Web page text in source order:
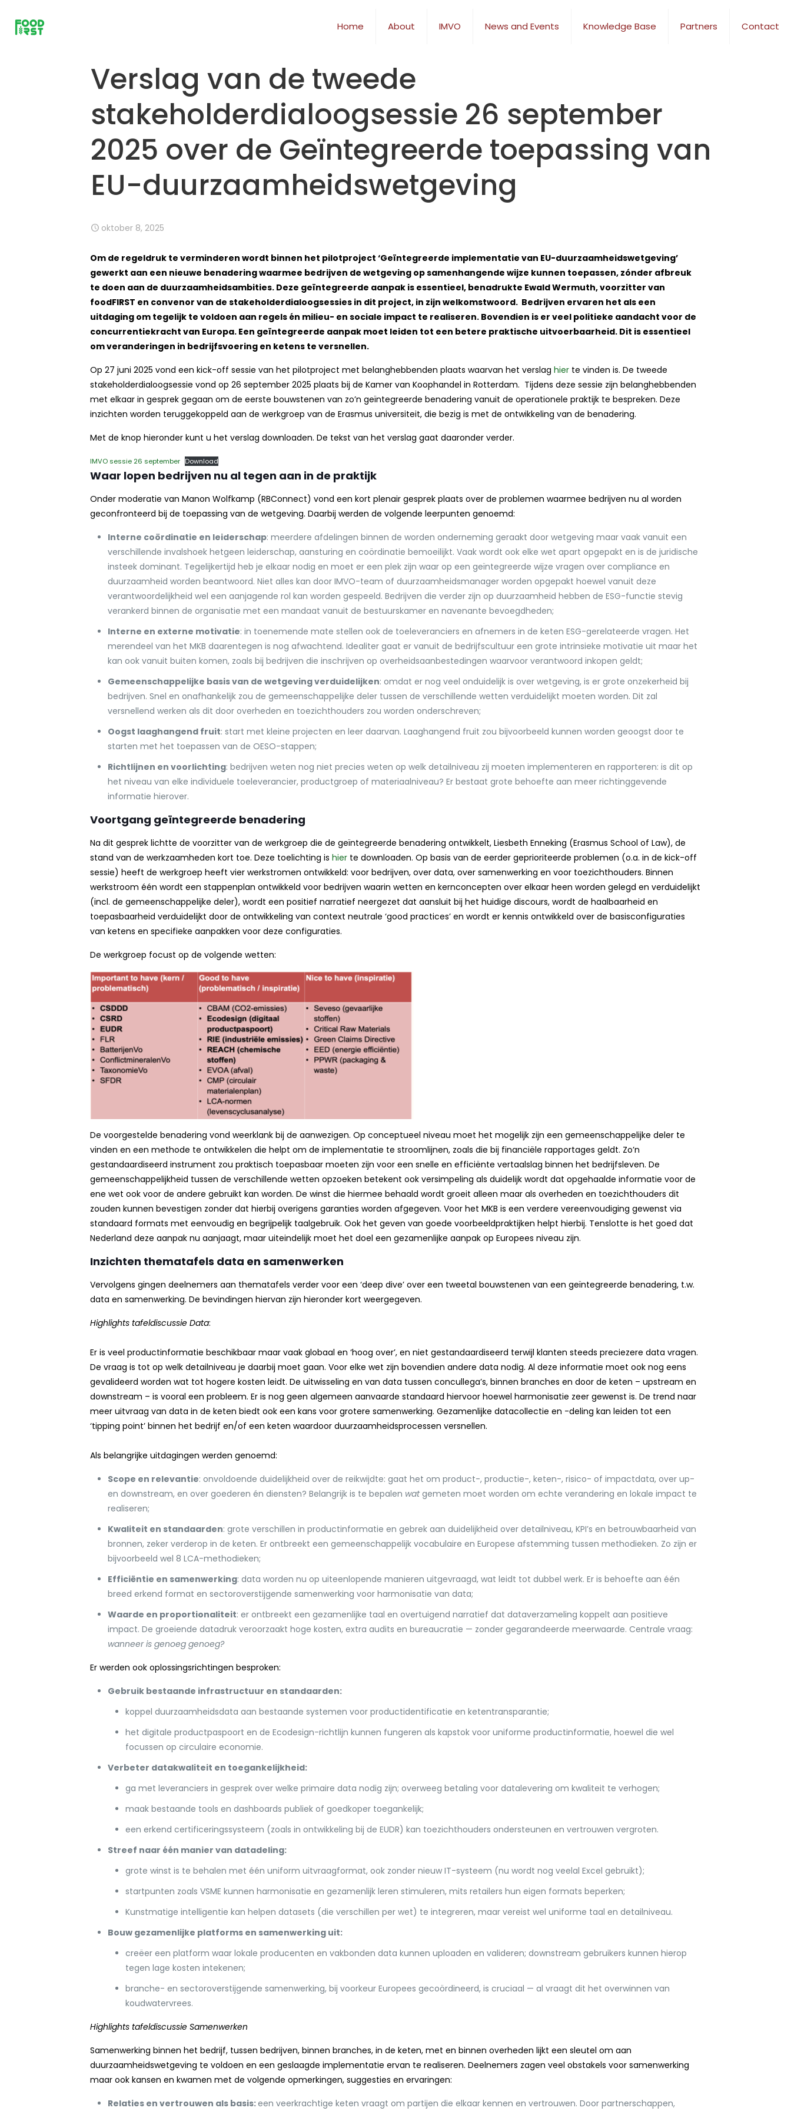
Home About IMVO News and Events Knowledge Base Partners Contact
Verslag van de tweede
stakeholderdialoogsessie 26 september
2025 over de Geïntegreerde toepassing van
EU-duurzaamheidswetgeving
oktober 8, 2025
Om de regeldruk te verminderen wordt binnen het pilotproject ‘Geïntegreerde implementatie van EU-duurzaamheidswetgeving’
gewerkt aan een nieuwe benadering waarmee bedrijven de wetgeving op samenhangende wijze kunnen toepassen, zónder afbreuk
te doen aan de duurzaamheidsambities. Deze geïntegreerde aanpak is essentieel, benadrukte Ewald Wermuth, voorzitter van
foodFIRST en convenor van de stakeholderdialoogsessies in dit project, in zijn welkomstwoord. Bedrijven ervaren het als een
uitdaging om tegelijk te voldoen aan regels én milieu- en sociale impact te realiseren. Bovendien is er veel politieke aandacht voor de
concurrentiekracht van Europa. Een geïntegreerde aanpak moet leiden tot een betere praktische uitvoerbaarheid. Dit is essentieel
om veranderingen in bedrijfsvoering en ketens te versnellen.
Op 27 juni 2025 vond een kick-off sessie van het pilotproject met belanghebbenden plaats waarvan het verslag hierte vinden is. De tweede
stakeholderdialoogsessie vond op 26 september 2025 plaats bij de Kamer van Koophandel in Rotterdam. Tijdens deze sessie zijn belanghebbenden
met elkaar in gesprek gegaan om de eerste bouwstenen van zo’n geïntegreerde benadering vanuit de operationele praktijk te bespreken. Deze
inzichten worden teruggekoppeld aan de werkgroep van de Erasmus universiteit, die bezig is met de ontwikkeling van de benadering.
Met de knop hieronder kunt u het verslag downloaden. De tekst van het verslag gaat daaronder verder.
IMVO sessie 26 september Download
Waar lopen bedrijven nu al tegen aan in de praktijk
Onder moderatie van Manon Wolfkamp (RBConnect) vond een kort plenair gesprek plaats over de problemen waarmee bedrijven nu al worden
geconfronteerd bij de toepassing van de wetgeving. Daarbij werden de volgende leerpunten genoemd:
Interne coördinatie en leiderschap: meerdere afdelingen binnen de worden onderneming geraakt door wetgeving maar vaak vanuit een
verschillende invalshoek hetgeen leiderschap, aansturing en coördinatie bemoeilijkt. Vaak wordt ook elke wet apart opgepakt en is de juridische
insteek dominant. Tegelijkertijd heb je elkaar nodig en moet er een plek zijn waar op een geïntegreerde wijze vragen over compliance en
duurzaamheid worden beantwoord. Niet alles kan door IMVO-team of duurzaamheidsmanager worden opgepakt hoewel vanuit deze
verantwoordelijkheid wel een aanjagende rol kan worden gespeeld. Bedrijven die verder zijn op duurzaamheid hebben de ESG-functie stevig
verankerd binnen de organisatie met een mandaat vanuit de bestuurskamer en navenante bevoegdheden;
Interne en externe motivatie: in toenemende mate stellen ook de toeleveranciers en afnemers in de keten ESG-gerelateerde vragen. Het
merendeel van het MKB daarentegen is nog afwachtend. Idealiter gaat er vanuit de bedrijfscultuur een grote intrinsieke motivatie uit maar het
kan ook vanuit buiten komen, zoals bij bedrijven die inschrijven op overheidsaanbestedingen waarvoor verantwoord inkopen geldt;
Gemeenschappelijke basis van de wetgeving verduidelijken: omdat er nog veel onduidelijk is over wetgeving, is er grote onzekerheid bij
bedrijven. Snel en onafhankelijk zou de gemeenschappelijke deler tussen de verschillende wetten verduidelijkt moeten worden. Dit zal
versnellend werken als dit door overheden en toezichthouders zou worden onderschreven;
Oogst laaghangend fruit: start met kleine projecten en leer daarvan. Laaghangend fruit zou bijvoorbeeld kunnen worden geoogst door te
starten met het toepassen van de OESO-stappen;
Richtlijnen en voorlichting: bedrijven weten nog niet precies weten op welk detailniveau zij moeten implementeren en rapporteren: is dit op
het niveau van elke individuele toeleverancier, productgroep of materiaalniveau? Er bestaat grote behoefte aan meer richtinggevende
informatie hierover.
Voortgang geïntegreerde benadering
Na dit gesprek lichtte de voorzitter van de werkgroep die de geïntegreerde benadering ontwikkelt, Liesbeth Enneking (Erasmus School of Law), de
stand van de werkzaamheden kort toe. Deze toelichting is hier te downloaden. Op basis van de eerder geprioriteerde problemen (o.a. in de kick-off
sessie) heeft de werkgroep heeft vier werkstromen ontwikkeld: voor bedrijven, over data, over samenwerking en voor toezichthouders. Binnen
werkstroom één wordt een stappenplan ontwikkeld voor bedrijven waarin wetten en kernconcepten over elkaar heen worden gelegd en verduidelijkt
(incl. de gemeenschappelijke deler), wordt een positief narratief neergezet dat aansluit bij het huidige discours, wordt de haalbaarheid en
toepasbaarheid verduidelijkt door de ontwikkeling van context neutrale ‘good practices’ en wordt er kennis ontwikkeld over de basisconfiguraties
van ketens en specifieke aanpakken voor deze configuraties.
De werkgroep focust op de volgende wetten:
De voorgestelde benadering vond weerklank bij de aanwezigen. Op conceptueel niveau moet het mogelijk zijn een gemeenschappelijke deler te
vinden en een methode te ontwikkelen die helpt om de implementatie te stroomlijnen, zoals die bij financiële rapportages geldt. Zo’n
gestandaardiseerd instrument zou praktisch toepasbaar moeten zijn voor een snelle en efficiënte vertaalslag binnen het bedrijfsleven. De
gemeenschappelijkheid tussen de verschillende wetten opzoeken betekent ook versimpeling als duidelijk wordt dat opgehaalde informatie voor de
ene wet ook voor de andere gebruikt kan worden. De winst die hiermee behaald wordt groeit alleen maar als overheden en toezichthouders dit
zouden kunnen bevestigen zonder dat hierbij overigens garanties worden afgegeven. Voor het MKB is een verdere vereenvoudiging gewenst via
standaard formats met eenvoudig en begrijpelijk taalgebruik. Ook het geven van goede voorbeeldpraktijken helpt hierbij. Tenslotte is het goed dat
Nederland deze aanpak nu aanjaagt, maar uiteindelijk moet het doel een gezamenlijke aanpak op Europees niveau zijn.
Inzichten thematafels data en samenwerken
Vervolgens gingen deelnemers aan thematafels verder voor een ‘deep dive’ over een tweetal bouwstenen van een geïntegreerde benadering, t.w.
data en samenwerking. De bevindingen hiervan zijn hieronder kort weergegeven.
Highlights tafeldiscussie Data:
Er is veel productinformatie beschikbaar maar vaak globaal en ‘hoog over’, en niet gestandaardiseerd terwijl klanten steeds preciezere data vragen.
De vraag is tot op welk detailniveau je daarbij moet gaan. Voor elke wet zijn bovendien andere data nodig. Al deze informatie moet ook nog eens
gevalideerd worden wat tot hogere kosten leidt. De uitwisseling en van data tussen concullega’s, binnen branches en door de keten – upstream en
downstream – is vooral een probleem. Er is nog geen algemeen aanvaarde standaard hiervoor hoewel harmonisatie zeer gewenst is. De trend naar
meer uitvraag van data in de keten biedt ook een kans voor grotere samenwerking. Gezamenlijke datacollectie en -deling kan leiden tot een
‘tipping point’ binnen het bedrijf en/of een keten waardoor duurzaamheidsprocessen versnellen.
Als belangrijke uitdagingen werden genoemd:
Scope en relevantie: onvoldoende duidelijkheid over de reikwijdte: gaat het om product-, productie-, keten-, risico- of impactdata, over up-
en downstream, en over goederen én diensten? Belangrijk is te bepalen watgemeten moet worden om echte verandering en lokale impact te
realiseren;
Kwaliteit en standaarden: grote verschillen in productinformatie en gebrek aan duidelijkheid over detailniveau, KPI’s en betrouwbaarheid van
bronnen, zeker verderop in de keten. Er ontbreekt een gemeenschappelijk vocabulaire en Europese afstemming tussen methodieken. Zo zijn er
bijvoorbeeld wel 8 LCA-methodieken;
Efficiëntie en samenwerking: data worden nu op uiteenlopende manieren uitgevraagd, wat leidt tot dubbel werk. Er is behoefte aan één
breed erkend format en sectoroverstijgende samenwerking voor harmonisatie van data;
Waarde en proportionaliteit: er ontbreekt een gezamenlijke taal en overtuigend narratief dat dataverzameling koppelt aan positieve
impact. De groeiende datadruk veroorzaakt hoge kosten, extra audits en bureaucratie — zonder gegarandeerde meerwaarde. Centrale vraag:
wanneer is genoeg genoeg?
Er werden ook oplossingsrichtingen besproken:
Gebruik bestaande infrastructuur en standaarden:
koppel duurzaamheidsdata aan bestaande systemen voor productidentificatie en ketentransparantie;
het digitale productpaspoort en de Ecodesign-richtlijn kunnen fungeren als kapstok voor uniforme productinformatie, hoewel die wel
focussen op circulaire economie.
Verbeter datakwaliteit en toegankelijkheid:
ga met leveranciers in gesprek over welke primaire data nodig zijn; overweeg betaling voor datalevering om kwaliteit te verhogen;
maak bestaande tools en dashboards publiek of goedkoper toegankelijk;
een erkend certificeringssysteem (zoals in ontwikkeling bij de EUDR) kan toezichthouders ondersteunen en vertrouwen vergroten.
Streef naar één manier van datadeling:
grote winst is te behalen met één uniform uitvraagformat, ook zonder nieuw IT-systeem (nu wordt nog veelal Excel gebruikt);
startpunten zoals VSME kunnen harmonisatie en gezamenlijk leren stimuleren, mits retailers hun eigen formats beperken;
Kunstmatige intelligentie kan helpen datasets (die verschillen per wet) te integreren, maar vereist wel uniforme taal en detailniveau.
Bouw gezamenlijke platforms en samenwerking uit:
creëer een platform waar lokale producenten en vakbonden data kunnen uploaden en valideren; downstream gebruikers kunnen hierop
tegen lage kosten intekenen;
branche- en sectoroverstijgende samenwerking, bij voorkeur Europees gecoördineerd, is cruciaal — al vraagt dit het overwinnen van
koudwatervrees.
Highlights tafeldiscussie Samenwerken
Samenwerking binnen het bedrijf, tussen bedrijven, binnen branches, in de keten, met en binnen overheden lijkt een sleutel om aan
duurzaamheidswetgeving te voldoen en een geslaagde implementatie ervan te realiseren. Deelnemers zagen veel obstakels voor samenwerking
maar ook kansen en kwamen met de volgende opmerkingen, suggesties en ervaringen:
Relaties en vertrouwen als basis:een veerkrachtige keten vraagt om partijen die elkaar kennen en vertrouwen. Door partnerschappen,